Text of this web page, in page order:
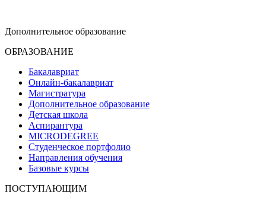
Дополнительное образование
ОБРАЗОВАНИЕ
Бакалавриат
Онлайн-бакалавриат
Магистратура
Дополнительное образование
Детская школа
Аспирантура
MICRODEGREE
Студенческое портфолио
Направления обучения
Базовые курсы
ПОСТУПАЮЩИМ